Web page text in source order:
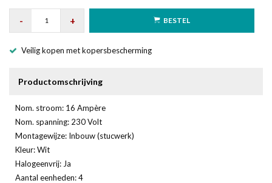
- + BESTEL
Veilig kopen met kopersbescherming
Productomschrijving
Nom. stroom: 16 Ampère
Nom. spanning: 230 Volt
Montagewijze: Inbouw (stucwerk)
Kleur: Wit
Halogeenvrij: Ja
Aantal eenheden: 4